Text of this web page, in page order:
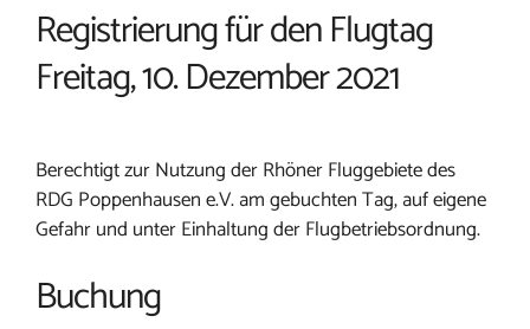
Registrierung für den Flugtag
Freitag, 10. Dezember 2021
Berechtigt zur Nutzung der Rhöner Fluggebiete des
RDG Poppenhausen e.V. am gebuchten Tag, auf eigene
Gefahr und unter Einhaltung der Flugbetriebsordnung.
Buchung